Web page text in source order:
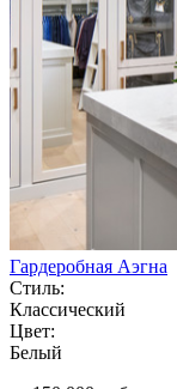
Гардеробная Аэгна
Стиль:
Классический
Цвет:
Белый